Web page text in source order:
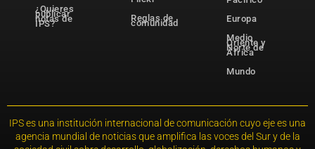
¿Quieres
publicar
notas de
IPS?
Reglas de
comunidad
Europa
Medio
Oriente y
Norte de
África
Mundo
IPS es una institución internacional de comunicación cuyo eje es una
agencia mundial de noticias que amplifica las voces del Sur y de la